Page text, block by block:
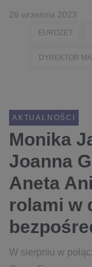
26 września 2023
EUROZET
DYREKTOR
AKTUALNOŚCI
Monika
Joanna
Aneta
rolami w
W sierpniu w